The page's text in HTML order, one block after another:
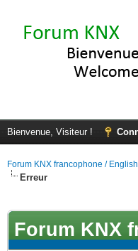
Bienvenue, Visiteur !
Forum KNX francophone /
Erreur
Forum KNX